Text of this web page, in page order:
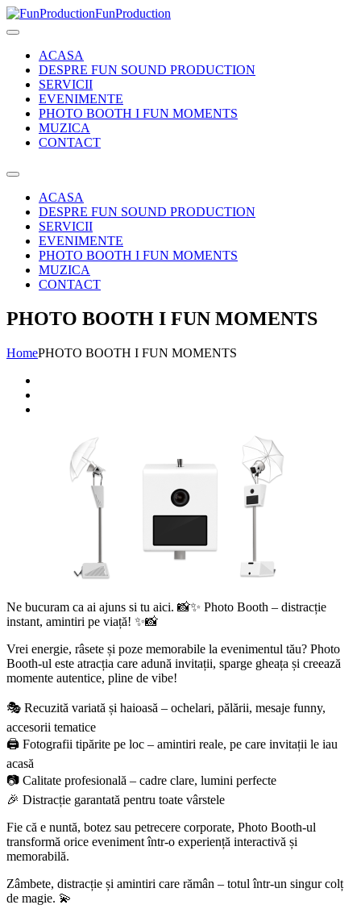
FunProduction
ACASA
DESPRE FUN SOUND PRODUCTION
SERVICII
EVENIMENTE
PHOTO BOOTH I FUN MOMENTS
MUZICA
CONTACT
ACASA
DESPRE FUN SOUND PRODUCTION
SERVICII
EVENIMENTE
PHOTO BOOTH I FUN MOMENTS
MUZICA
CONTACT
PHOTO BOOTH I FUN MOMENTS
HomePHOTO BOOTH I FUN MOMENTS
Ne bucuram ca ai ajuns si tu aici. 📸✨ Photo Booth – distracție
instant, amintiri pe viață! ✨📸
Vrei energie, râsete și poze memorabile la evenimentul tău? Photo
Booth-ul este atracția care adună invitații, sparge gheața și creează
momente autentice, pline de vibe!
🎭 Recuzită variată și haioasă – ochelari, pălării, mesaje funny,
accesorii tematice
🖨 Fotografii tipărite pe loc – amintiri reale, pe care invitații le iau
acasă
📷 Calitate profesională – cadre clare, lumini perfecte
🎉 Distracție garantată pentru toate vârstele
Fie că e nuntă, botez sau petrecere corporate, Photo Booth-ul
transformă orice eveniment într-o experiență interactivă și
memorabilă.
Zâmbete, distracție și amintiri care rămân – totul într-un singur colț
de magie. 💫